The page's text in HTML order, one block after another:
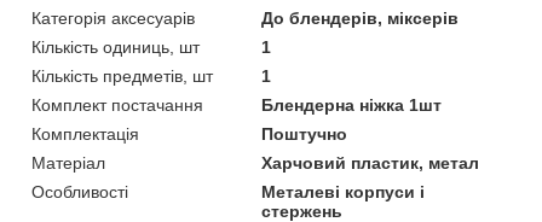
Категорія аксесуарів
До блендерів, міксерів
Кількість одиниць, шт
1
Кількість предметів, шт
1
Комплект постачання
Блендерна ніжка 1шт
Комплектація
Поштучно
Матеріал
Харчовий пластик, метал
Особливості
Металеві корпуси і
стержень